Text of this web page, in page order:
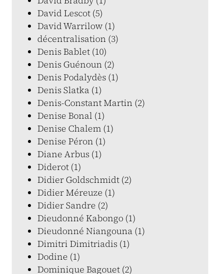
David Lescot (5)
David Warrilow (1)
décentralisation (3)
Denis Bablet (10)
Denis Guénoun (2)
Denis Podalydès (1)
Denis Slatka (1)
Denis-Constant Martin (2)
Denise Bonal (1)
Denise Chalem (1)
Denise Péron (1)
Diane Arbus (1)
Diderot (1)
Didier Goldschmidt (2)
Didier Méreuze (1)
Didier Sandre (2)
Dieudonné Kabongo (1)
Dieudonné Niangouna (1)
Dimitri Dimitriadis (1)
Dodine (1)
Dominique Bagouet (2)